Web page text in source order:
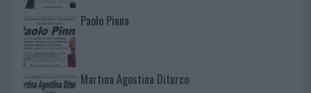
Paolo Pinna
Martina Agostina Diturco